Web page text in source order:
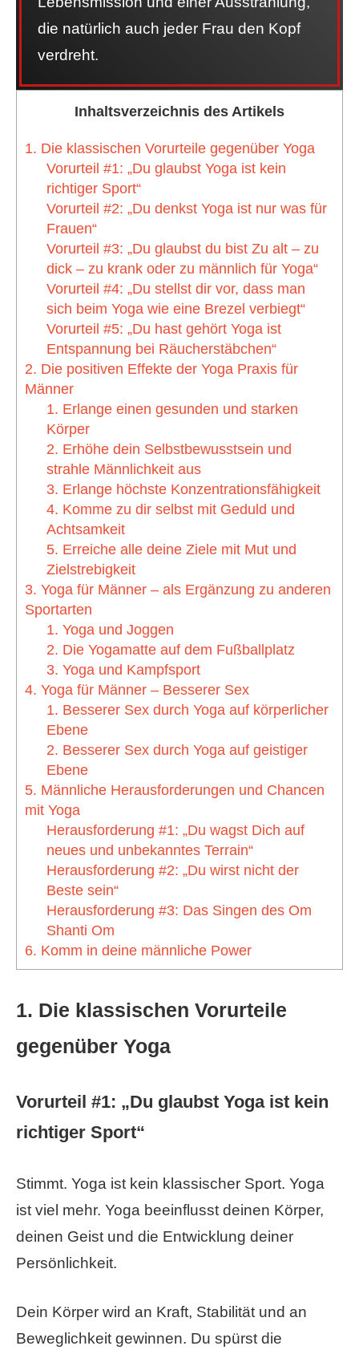
die natürlich auch jeder Frau den Kopf
verdreht.
Inhaltsverzeichnis des Artikels
1. Die klassischen Vorurteile gegenüber Yoga
Vorurteil #1: „Du glaubst Yoga ist kein
richtiger Sport“
Vorurteil #2: „Du denkst Yoga ist nur was für
Frauen“
Vorurteil #3: „Du glaubst du bist Zu alt – zu
dick – zu krank oder zu männlich für Yoga“
Vorurteil #4: „Du stellst dir vor, dass man
sich beim Yoga wie eine Brezel verbiegt“
Vorurteil #5: „Du hast gehört Yoga ist
Entspannung bei Räucherstäbchen“
2. Die positiven Effekte der Yoga Praxis für
Männer
1. Erlange einen gesunden und starken
Körper
2. Erhöhe dein Selbstbewusstsein und
strahle Männlichkeit aus
3. Erlange höchste Konzentrationsfähigkeit
4. Komme zu dir selbst mit Geduld und
Achtsamkeit
5. Erreiche alle deine Ziele mit Mut und
Zielstrebigkeit
3. Yoga für Männer – als Ergänzung zu anderen
Sportarten
1. Yoga und Joggen
2. Die Yogamatte auf dem Fußballplatz
3. Yoga und Kampfsport
4. Yoga für Männer – Besserer Sex
1. Besserer Sex durch Yoga auf körperlicher
Ebene
2. Besserer Sex durch Yoga auf geistiger
Ebene
5. Männliche Herausforderungen und Chancen
mit Yoga
Herausforderung #1: „Du wagst Dich auf
neues und unbekanntes Terrain“
Herausforderung #2: „Du wirst nicht der
Beste sein“
Herausforderung #3: Das Singen des Om
Shanti Om
6. Komm in deine männliche Power
1. Die klassischen Vorurteile
gegenüber Yoga
Vorurteil #1: „Du glaubst Yoga ist kein
richtiger Sport“
Stimmt. Yoga ist kein klassischer Sport. Yoga
ist viel mehr. Yoga beeinflusst deinen Körper,
deinen Geist und die Entwicklung deiner
Persönlichkeit.
Dein Körper wird an Kraft, Stabilität und an
Beweglichkeit gewinnen. Du spürst die